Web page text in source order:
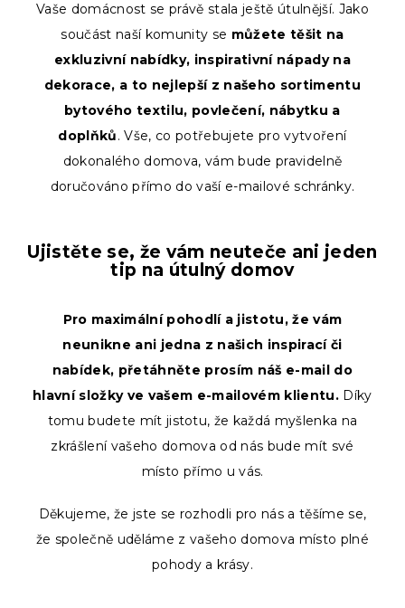
Vaše domácnost se právě stala ještě útulnější. Jako
součást naší komunity se můžete těšit na
exkluzivní nabídky, inspirativní nápady na
dekorace, a to nejlepší z našeho sortimentu
bytového textilu, povlečení, nábytku a
doplňků. Vše, co potřebujete pro vytvoření
dokonalého domova, vám bude pravidelně
doručováno přímo do vaší e-mailové schránky.
Ujistěte se, že vám neuteče ani jeden
tip na útulný domov
Pro maximální pohodlí a jistotu, že vám
neunikne ani jedna z našich inspirací či
nabídek, přetáhněte prosím náš e-mail do
hlavní složky ve vašem e-mailovém klientu. Díky
tomu budete mít jistotu, že každá myšlenka na
zkrášlení vašeho domova od nás bude mít své
místo přímo u vás.
Děkujeme, že jste se rozhodli pro nás a těšíme se,
že společně uděláme z vašeho domova místo plné
pohody a krásy.